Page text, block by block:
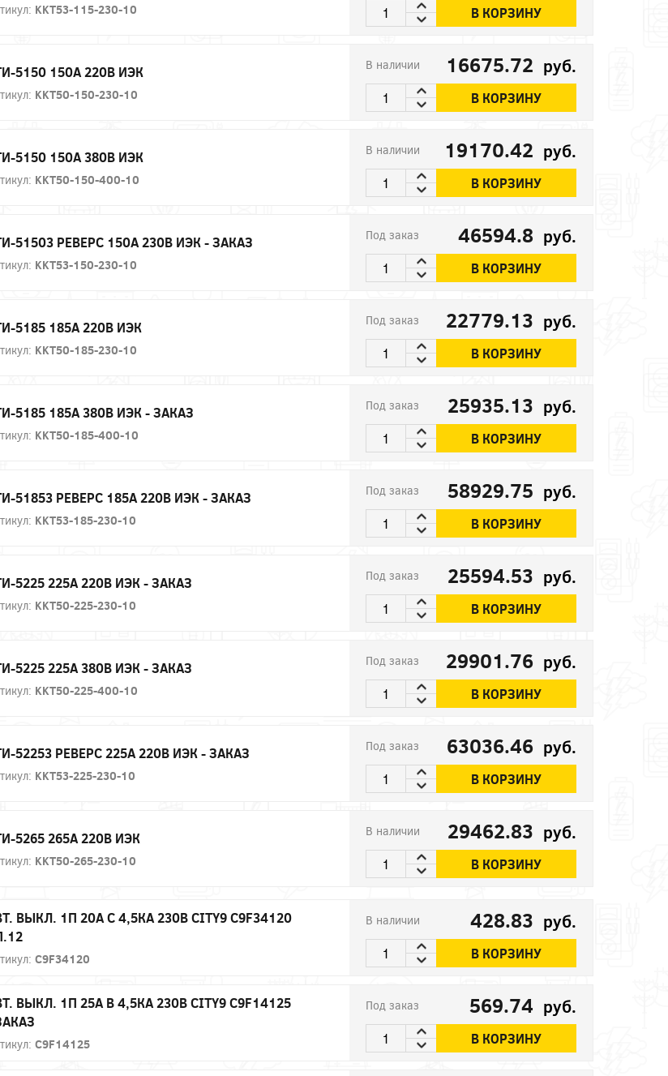
KKT53-115-230-10 В КОРЗИНУ
5150 150А 220В ИЭК
KKT50-150-230-10
В наличии 16675.72 руб.
В КОРЗИНУ
5150 150А 380В ИЭК
KKT50-150-400-10
В наличии 19170.42 руб.
В КОРЗИНУ
51503 РЕВЕРС 150А 230В ИЭК - ЗАКАЗ
KKT53-150-230-10
Под заказ 46594.8 руб.
В КОРЗИНУ
5185 185А 220В ИЭК
KKT50-185-230-10
Под заказ 22779.13 руб.
В КОРЗИНУ
5185 185А 380В ИЭК - ЗАКАЗ
KKT50-185-400-10
Под заказ 25935.13 руб.
В КОРЗИНУ
51853 РЕВЕРС 185А 220В ИЭК - ЗАКАЗ
KKT53-185-230-10
Под заказ 58929.75 руб.
В КОРЗИНУ
5225 225А 220В ИЭК - ЗАКАЗ
KKT50-225-230-10
Под заказ 25594.53 руб.
В КОРЗИНУ
5225 225А 380В ИЭК - ЗАКАЗ
KKT50-225-400-10
Под заказ 29901.76 руб.
В КОРЗИНУ
52253 РЕВЕРС 225А 220В ИЭК - ЗАКАЗ
KKT53-225-230-10
Под заказ 63036.46 руб.
В КОРЗИНУ
5265 265А 220В ИЭК
KKT50-265-230-10
В наличии 29462.83 руб.
В КОРЗИНУ
ВЫКЛ. 1П 20А С 4,5КА 230В CITY9 C9F34120
C9F34120
В наличии 428.83 руб.
В КОРЗИНУ
ВЫКЛ. 1П 25А B 4,5КА 230В CITY9 C9F14125
C9F14125
Под заказ 569.74 руб.
В КОРЗИНУ